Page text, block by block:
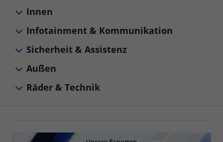
Innen
Infotainment & Kommunikation
Sicherheit & Assistenz
Außen
Räder & Technik